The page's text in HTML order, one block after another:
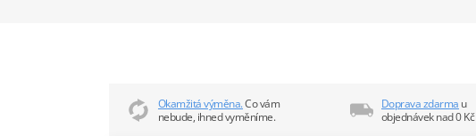
Okamžitá výměna.Co vám
nebude, ihned vyměníme.
Doprava zdarma u
objednávek nad 0 Kč